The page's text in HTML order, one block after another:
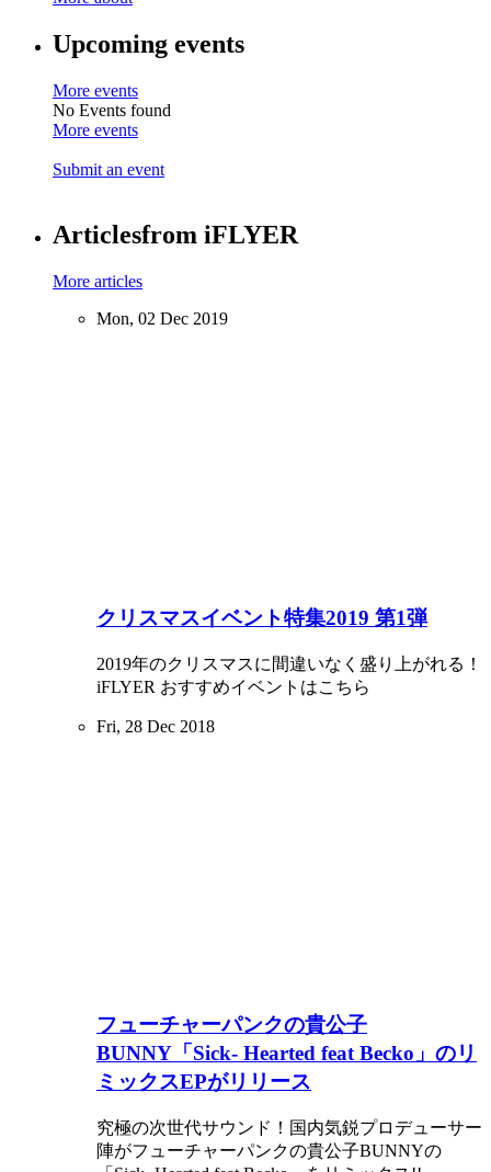
Upcoming events
More events
No Events found
More events
Submit an event
Articlesfrom iFLYER
More articles
Mon, 02 Dec 2019
クリスマスイベント特集2019 第1弾
2019年のクリスマスに間違いなく盛り上がれる！
iFLYER おすすめイベントはこちら
Fri, 28 Dec 2018
フューチャーパンクの貴公子
BUNNY「Sick- Hearted feat Becko」のリ
ミックスEPがリリース
究極の次世代サウンド！国内気鋭プロデューサー
陣がフューチャーパンクの貴公子BUNNYの